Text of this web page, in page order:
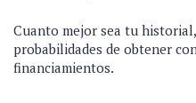
Cuanto mejor sea tu
probabilidades de obtener
financiamientos.